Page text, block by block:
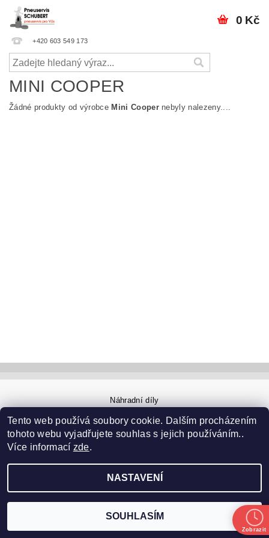
+420 603 549 173
0 Kč
MINI COOPER
Žádné produkty od výrobce Mini Coopernebyly nalezeny....
Náhradní díly
2026 ©Pneuservis SCHUBERT , všechna práva vyhrazena
Zobrazit
Tento web používá soubory cookie. Dalším procházením
tohoto webu vyjadřujete souhlas s jejich používáním..
Více informací zde.
NASTAVENÍ
SOUHLASÍM